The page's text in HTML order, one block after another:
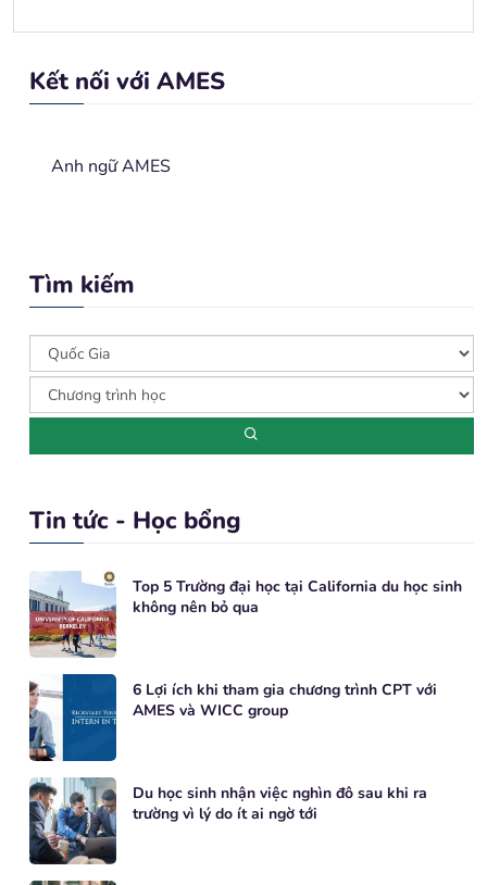
Kết nối với AMES
Anh ngữ AMES
Tìm kiếm
Tin tức - Học bổng
Top 5 Trường đại học tại California du học sinh
không nên bỏ qua
6 Lợi ích khi tham gia chương trình CPT với
AMES và WICC group
Du học sinh nhận việc nghìn đô sau khi ra
trường vì lý do ít ai ngờ tới